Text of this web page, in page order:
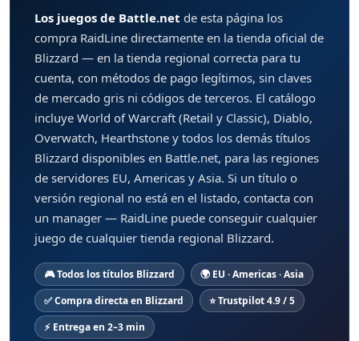
Los juegos de Battle.net de esta página los
compra RaidLine directamente en la tienda oficial de
Blizzard — en la tienda regional correcta para tu
cuenta, con métodos de pago legítimos, sin claves
de mercado gris ni códigos de terceros. El catálogo
incluye World of Warcraft (Retail y Classic), Diablo,
Overwatch, Hearthstone y todos los demás títulos
Blizzard disponibles en Battle.net, para las regiones
de servidores EU, Americas y Asia. Si un título o
versión regional no está en el listado, contacta con
un manager — RaidLine puede conseguir cualquier
juego de cualquier tienda regional Blizzard.
🎮 Todos los títulos Blizzard
🌍 EU · Americas · Asia
✅ Compra directa en Blizzard
⭐ Trustpilot 4.9 / 5
⚡ Entrega en 2–3 min